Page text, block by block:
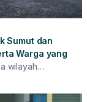
Sumut dan
Warga yang
wilayah
Kondisi ini